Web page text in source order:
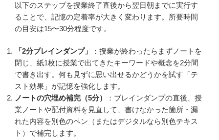
以下のステップを授業終了直後から翌日朝までに実行す
ることで、記憶の定着率が大きく変わります。所要時間
の目安は15〜30分程度です。
「2分ブレインダンプ」
：授業が終わったらまずノートを
閉じ、紙1枚に授業で出てきたキーワードや概念を2分間
で書き出す。何も見ずに思い出せるかどうかを試す「テ
スト効果」が記憶を強化します。
ノートの穴埋め補完（5分）
：ブレインダンプの直後、授
業ノートや配付資料を見直して、書けなかった箇所・漏
れた内容を別色のペン（またはデジタルなら別色テキス
ト）で補完します。